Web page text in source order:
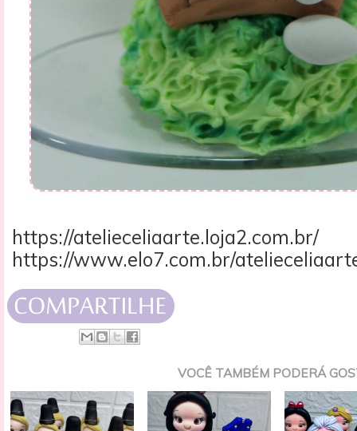
https://atelieceliaarte.loja2.com.br/
https://www.elo7.com.br/
VOCÊ TAMBÉM PODERÁ